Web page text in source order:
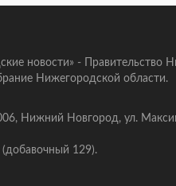
новости» - Правительство
Нижегородской области.
Нижний Новгород, ул.
129).